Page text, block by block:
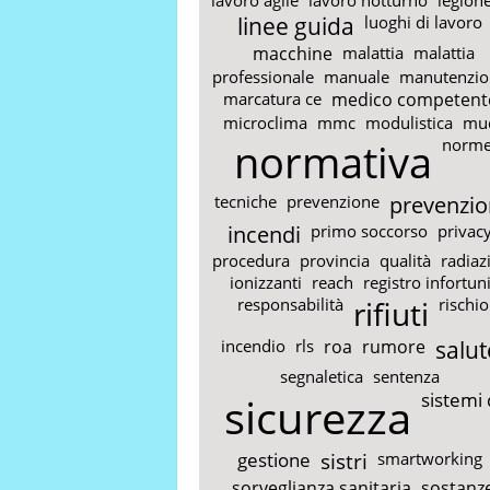
linee guida luoghi di lavoro
macchine malattia malattia
professionale manuale
marcatura ce medico
microclima mmc modulistica
normativa
tecniche prevenzione
incendi primo soccorso
procedura provincia qualità
ionizzanti reach registro infortuni
responsabilità rifiuti rischio
incendio rls roa rumore
segnaletica sentenza
sicurezza sistemi
gestione sistri smartworking